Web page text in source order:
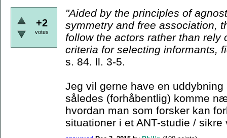
+2
votes
"Aided by the principles of
symmetry and free association,
follow the actors rather than rely
criteria for selecting informants,
s. 84. ll. 3-5.
Jeg vil gerne have en
således (forhåbentlig) komme
hvordan man som forsker kan
situationer i et ANT-studie /